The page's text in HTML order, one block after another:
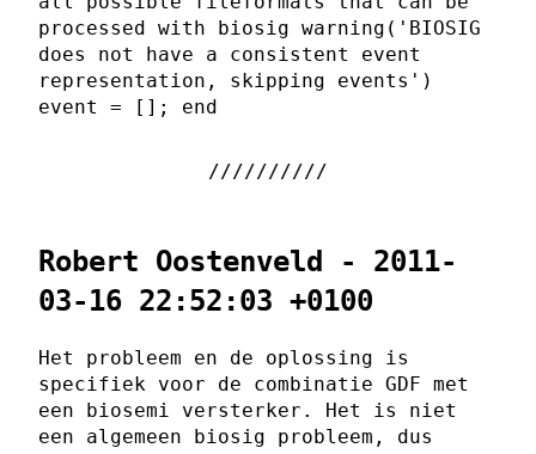
processed with biosig warning('BIOSIG
does not have a consistent event
representation, skipping events')
event = []; end
Robert Oostenveld - 2011-
03-16 22:52:03 +0100
Het probleem en de oplossing is
specifiek voor de combinatie GDF met
een biosemi versterker. Het is niet
een algemeen biosig probleem, dus